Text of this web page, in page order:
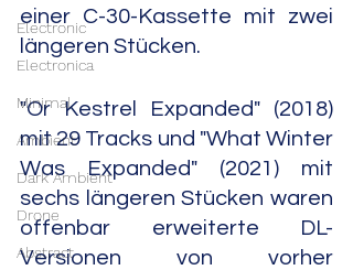
Electronic
Electronica
Minimal
Ambient
Dark Ambient
Drone
Abstract
einer C-30-Kassette mit zwei
längeren Stücken.
"Or Kestrel Expanded" (2018)
mit 29 Tracks und "What Winter
Was Expanded" (2021) mit
sechs längeren Stücken waren
offenbar erweiterte DL-
Versionen von vorher